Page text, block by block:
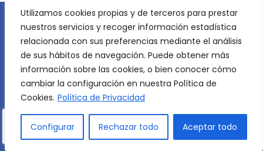
Utilizamos cookies propias y de terceros para prestar
nuestros servicios y recoger información estadística
relacionada con sus preferencias mediante el análisis
de sus hábitos de navegación. Puede obtener más
información sobre las cookies, o bien conocer cómo
cambiar la configuración en nuestra Política de
Cookies. Política de Privacidad
Configurar Rechazar todo Aceptar todo
Aviso legal
Política de privacidad
Política de cookies
©2026Lycée Français Molière de Zaragoza. Todos los
derechos reservados. Desarrollo web: